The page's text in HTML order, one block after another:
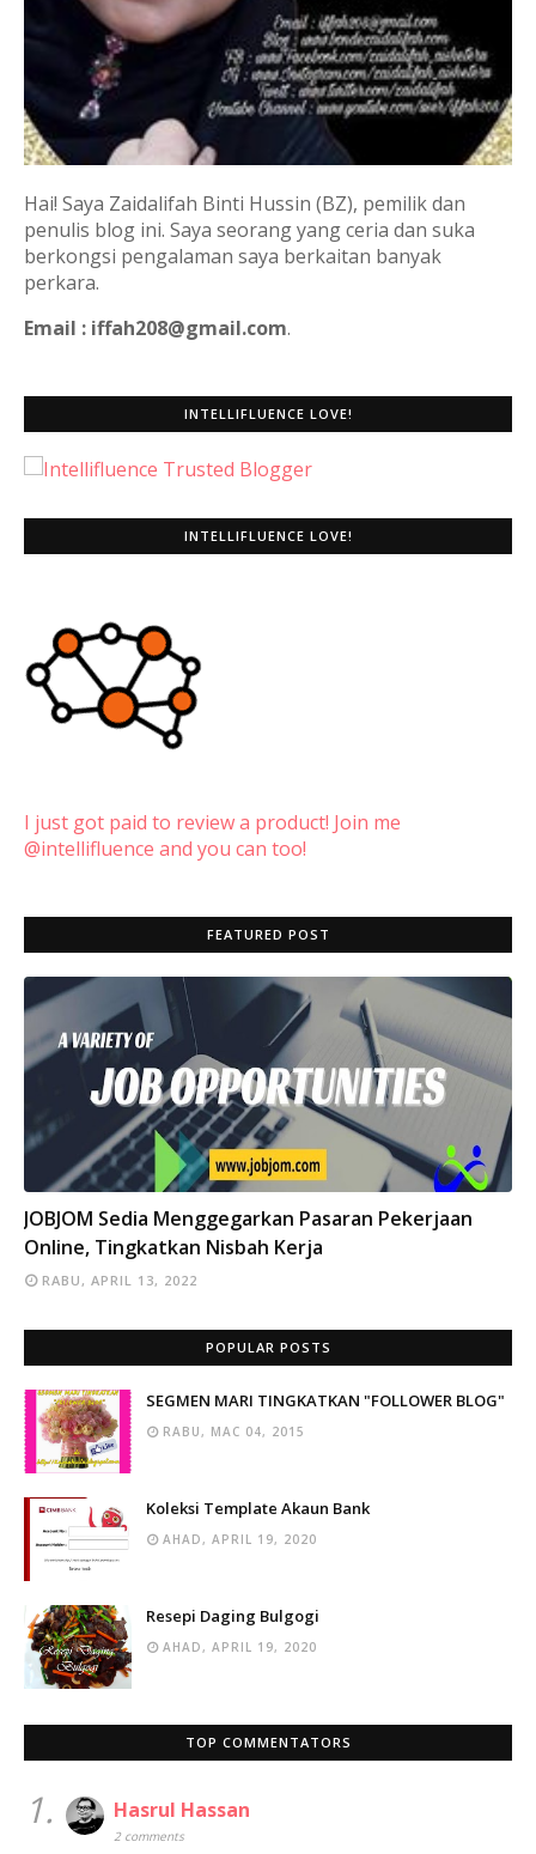
Hai! Saya Zaidalifah Binti Hussin (BZ), pemilik dan
penulis blog ini. Saya seorang yang ceria dan suka
berkongsi pengalaman saya berkaitan banyak
perkara.
Email : iffah208@gmail.com.
INTELLIFLUENCE LOVE!
INTELLIFLUENCE LOVE!
I just got paid to review a product! Join me
@intellifluence and you can too!
FEATURED POST
INFO
JOBJOM Sedia Menggegarkan Pasaran Pekerjaan
Online, Tingkatkan Nisbah Kerja
RABU, APRIL 13, 2022
POPULAR POSTS
SEGMEN MARI TINGKATKAN "FOLLOWER BLOG"
RABU, MAC 04, 2015
Koleksi Template Akaun Bank
AHAD, APRIL 19, 2020
Resepi Daging Bulgogi
AHAD, APRIL 19, 2020
TOP COMMENTATORS
1. Hasrul Hassan
2 comments